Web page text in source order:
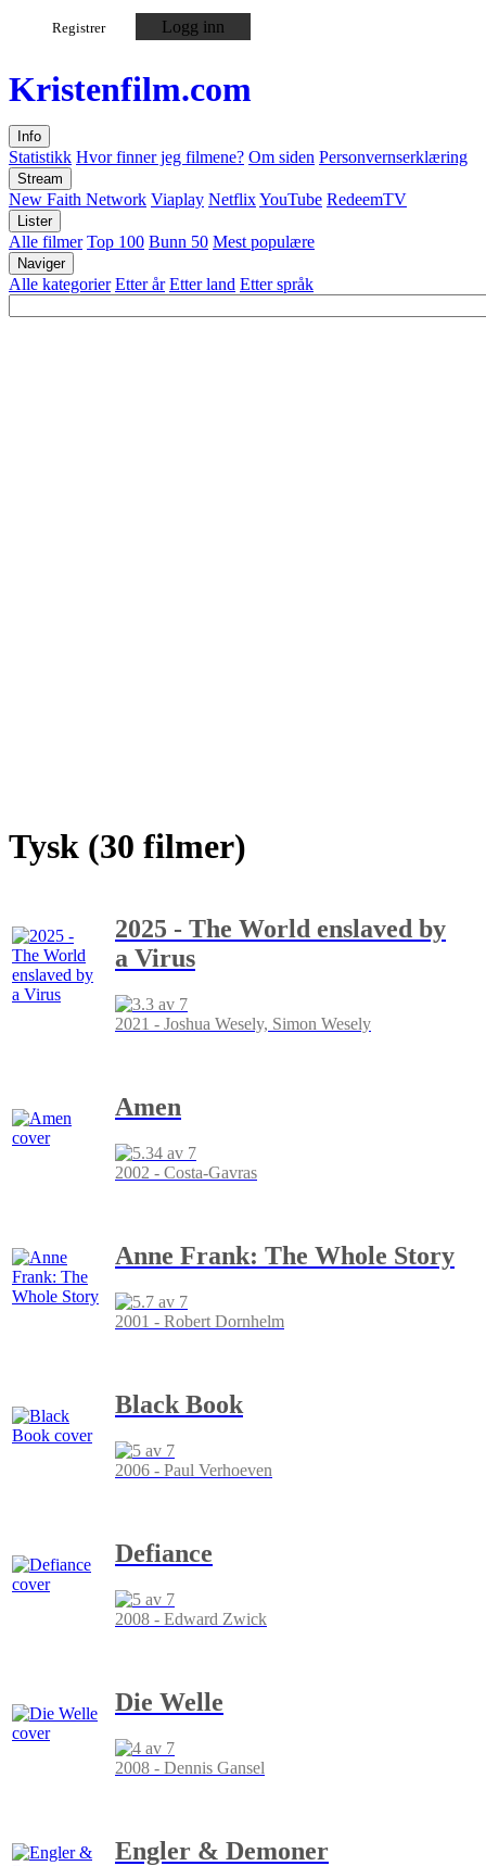
Registrer Logg inn
Kristenfilm.com
Info
Statistikk Hvor finner jeg filmene? Om siden Personvernserklæring
Stream
New Faith Network Viaplay NetflixYouTube RedeemTV
Lister
Alle filmer Top 100 Bunn 50 Mest populære
Naviger
Alle kategorier Etter år Etter land Etter språk
Tysk (30 filmer)
2025 - The World enslaved by
a Virus
2021 - Joshua Wesely, Simon Wesely
Amen
2002 - Costa-Gavras
Anne Frank: The Whole Story
2001 - Robert Dornhelm
Black Book
2006 - Paul Verhoeven
Defiance
2008 - Edward Zwick
Die Welle
2008 - Dennis Gansel
Engler & Demoner